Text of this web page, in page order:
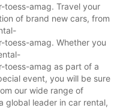
amag. Travel your
of brand new cars, from
amag. Whether you
toess-amag as part of a
event, you will be sure
our wide range of
global leader in car rental,